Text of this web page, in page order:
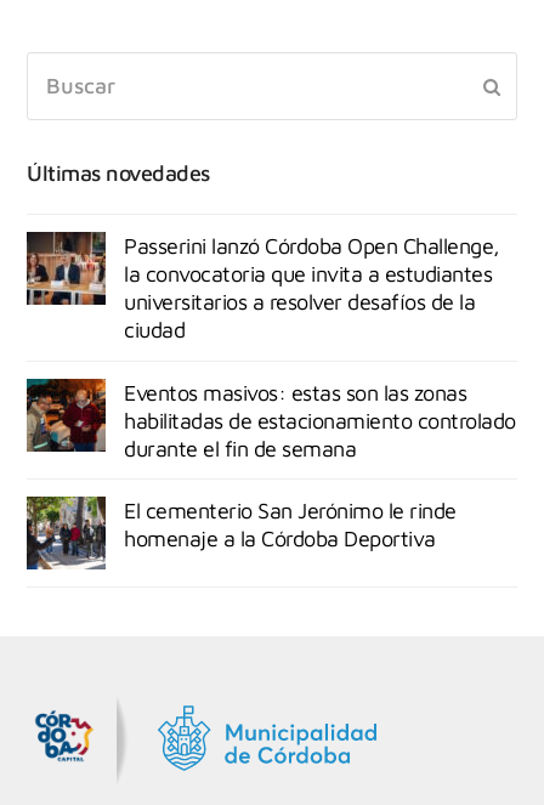
Últimas novedades
Passerini lanzó Córdoba Open Challenge,
la convocatoria que invita a estudiantes
universitarios a resolver desafíos de la
ciudad
Eventos masivos: estas son las zonas
habilitadas de estacionamiento controlado
durante el fin de semana
El cementerio San Jerónimo le rinde
homenaje a la Córdoba Deportiva